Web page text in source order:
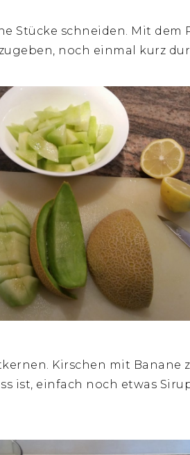
Stücke schneiden. Mit dem
noch einmal kurz
Kirschen mit Banane
ist, einfach noch etwas